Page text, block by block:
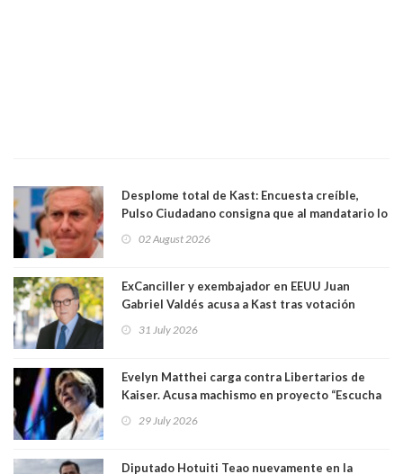
Desplome total de Kast: Encuesta creíble,
Pulso Ciudadano consigna que al mandatario lo
sacó en primera vuelta. Rechazo es de 58.9% y
64.8%
02 August 2026
ExCanciller y exembajador en EEUU Juan
Gabriel Valdés acusa a Kast tras votación
"Si hay una persona responsable es él"
31 July 2026
Evelyn Matthei carga contra Libertarios de
Kaiser. Acusa machismo en proyecto “Escucha
"¿Cómo puede haber alguien tan enfermo del
29 July 2026
Diputado Hotuiti Teao nuevamente en la